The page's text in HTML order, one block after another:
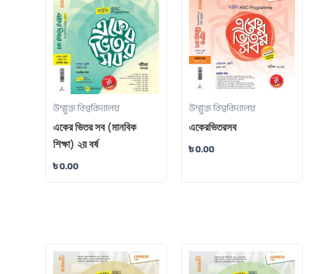
উম্মুক্ত বিশ্ববিদ্যালয়
একের ভিতর সব (মানবিক
শিক্ষা) ২য় বর্ষ
৳0.00
উম্মুক্ত বিশ্ববিদ্যালয়
একেরভিতরসব
৳0.00